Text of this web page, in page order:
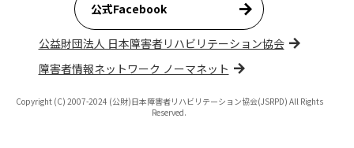
公式Facebook
公益財団法人 日本障害者リハビリテーション協会
障害者情報ネットワーク ノーマネット
Copyright (C) 2007-2024 (公財)日本障害者リハビリテーション協会(JSRPD) All Rights
Reserved.